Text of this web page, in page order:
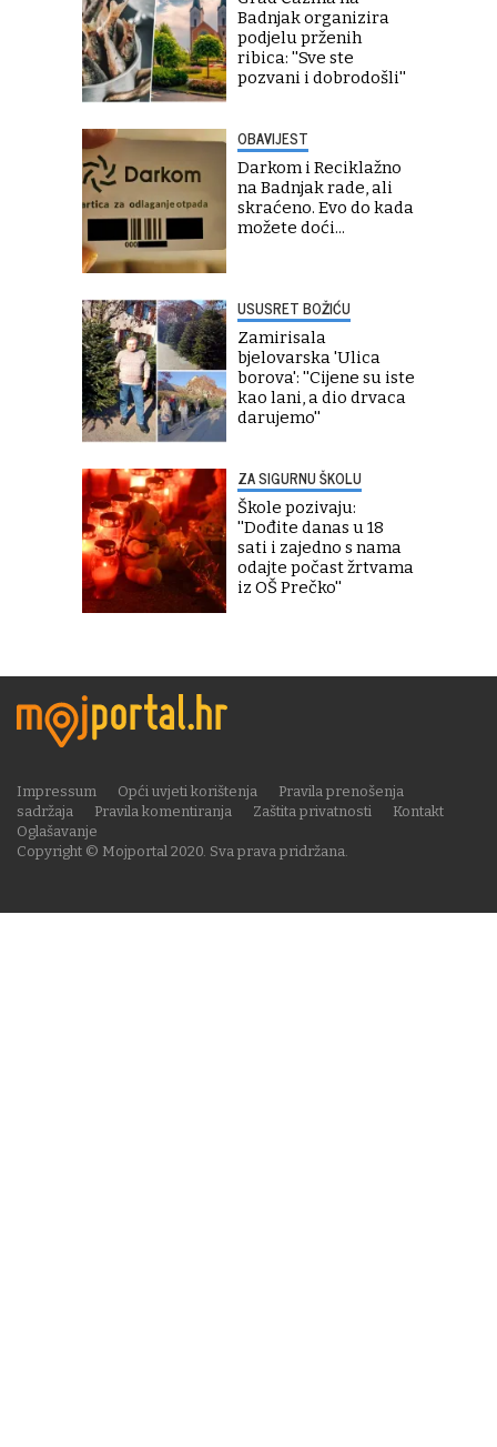
Badnjak organizira
podjelu prženih
ribica: ''Sve ste
pozvani i dobrodošli''
OBAVIJEST
Darkom i Reciklažno
na Badnjak rade, ali
skraćeno. Evo do kada
možete doći...
USUSRET BOŽIĆU
Zamirisala
bjelovarska 'Ulica
borova': ''Cijene su iste
kao lani, a dio drvaca
darujemo''
ZA SIGURNU ŠKOLU
Škole pozivaju:
''Dođite danas u 18
sati i zajedno s nama
odajte počast žrtvama
iz OŠ Prečko''
Copyright © Mojportal 2020. Sva prava pridržana.
Impressum Opći uvjeti korištenja
Pravila prenošenja
sadržaja
Pravila komentiranja Zaštita privatnosti
Kontakt
Oglašavanje